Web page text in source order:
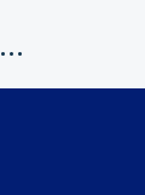
Servicios al canal de distribución de AHORA